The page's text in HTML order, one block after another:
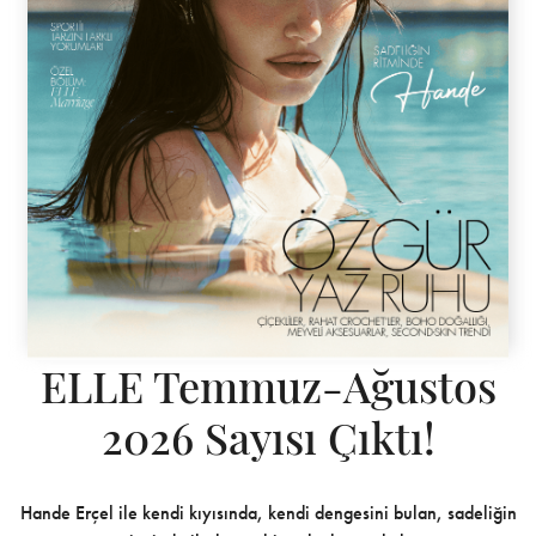
ELLE Temmuz-Ağustos
2026 Sayısı Çıktı!
Hande Erçel ile kendi kıyısında, kendi dengesini bulan, sadeliğin